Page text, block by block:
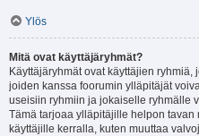
Ylös
Mitä ovat käyttäjäryhmät?
Käyttäjäryhmät ovat käyttäjien
joiden kanssa foorumin ylläpitäjät
useisiin ryhmiin ja jokaiselle ryhmälle
Tämä tarjoaa ylläpitäjille helpon
käyttäjille kerralla, kuten muuttaa